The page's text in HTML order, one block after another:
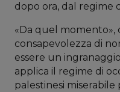
dopo ora, dal regime
«Da quel momento»,
consapevolezza di
essere un
applica il regime di
palestinesi